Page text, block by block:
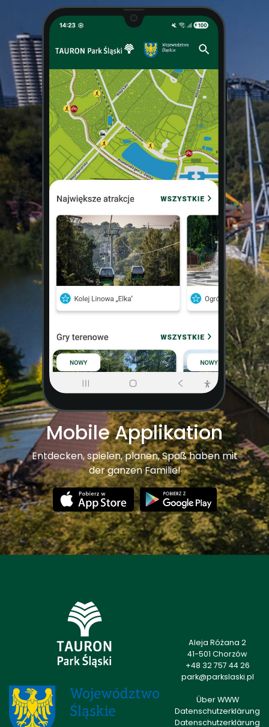
Mobile Applikation
Entdecken, spielen, planen, Spaß haben mit
der ganzen Familie!
Aleja Różana 2
41-501 Chorzów
+48 32 757 44 26
park@parkslaski.pl
Über WWW
Datenschutzerklärung
Datenschutzerklärung